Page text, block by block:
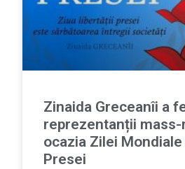
Zinaida Greceanîi a
reprezentanții mass-
ocazia Zilei
Presei